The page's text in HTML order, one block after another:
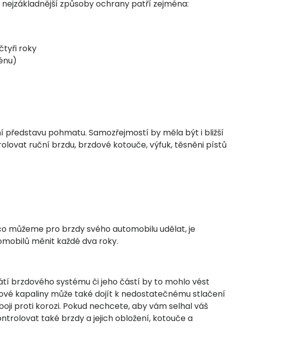
způsoby ochrany patří zejména:
roky
představu pohmatu. Samozřejmostí by měla být i bližší
ruční brzdu, brzdové kotouče, výfuk, těsněni pístů
můžeme pro brzdy svého automobilu udělat, je
měnit každé dva roky.
brzdového systému či jeho částí by to mohlo vést
kapaliny může také dojít k nedostatečnému stlačení
proti korozi. Pokud nechcete, aby vám selhal váš
také brzdy a jejich obložení, kotouče a